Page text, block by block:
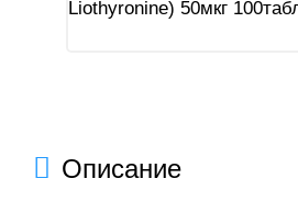
Описание